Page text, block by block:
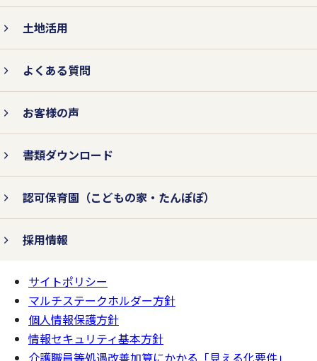
対策を行います。
3.法令およびその他の規範を遵守
します。
個人情報の取り扱いに関して、個人情報保
護法をはじめとする個人情報に関する法令
およびその他の規範を遵守します。
4.個人情報保護コンプライアン
ス・プログラムの継続的改善を行
います。
土地活用
よくある質問
お客様の声
書類ダウンロード
認可保育園 （こどもの家・たんぽぽ）
採用情報
ページの
一番上へ
サイトポリシー
マルチステークホルダー方針
個人情報保護方針
情報セキュリティ基本方針
介護職員等処遇改善加算にかかる「見える化要件」